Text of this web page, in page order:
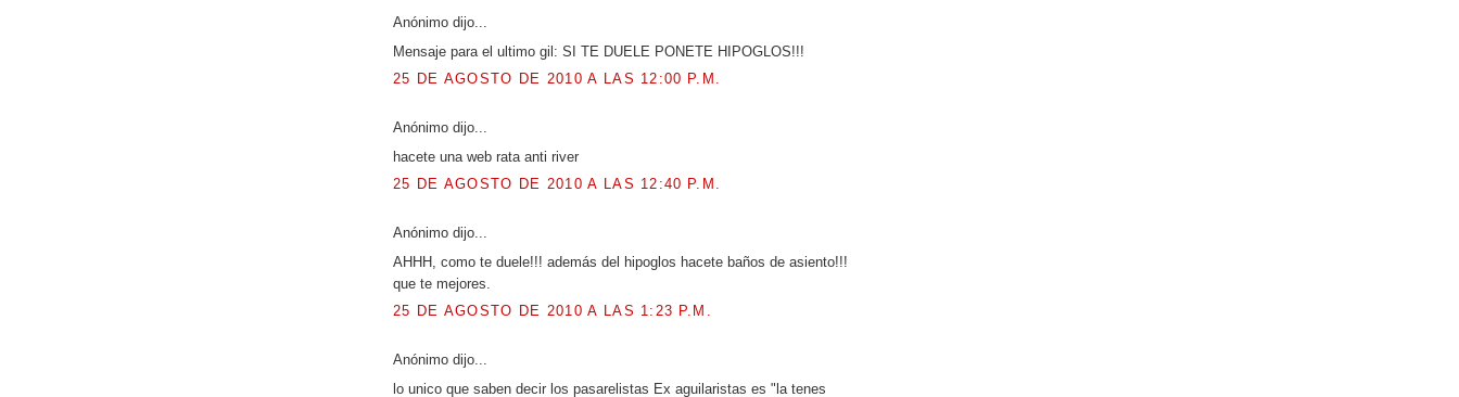
Anónimo dijo...
Mensaje para el ultimo gil: SI TE DUELE PONETE HIPOGLOS!!!
25 DE AGOSTO DE 2010 A LAS 12:00 P.M.
Anónimo dijo...
hacete una web rata anti river
25 DE AGOSTO DE 2010 A LAS 12:40 P.M.
Anónimo dijo...
AHHH, como te duele!!! además del hipoglos hacete baños de asiento!!!
que te mejores.
25 DE AGOSTO DE 2010 A LAS 1:23 P.M.
Anónimo dijo...
lo unico que saben decir los pasarelistas Ex aguilaristas es "la tenes